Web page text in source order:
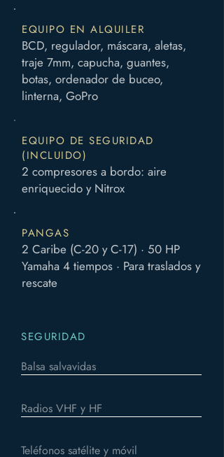
EQUIPO EN ALQUILER
BCD, regulador, máscara, aletas,
traje 7mm, capucha, guantes,
botas, ordenador de buceo,
linterna, GoPro
EQUIPO DE SEGURIDAD
(INCLUIDO)
2 compresores a bordo: aire
enriquecido y Nitrox
PANGAS
2 Caribe (C-20 y C-17) · 50 HP
Yamaha 4 tiempos · Para traslados y
rescate
SEGURIDAD
Balsa salvavidas
Radios VHF y HF
Teléfonos satélite y móvil